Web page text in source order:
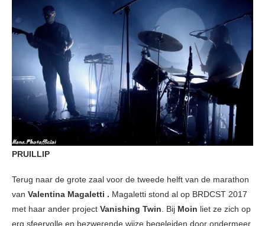
PRUILLIP
Terug naar de grote zaal voor de tweede helft van de marathon
van Valentina Magaletti . Magaletti stond al op BRDCST 2017
met haar ander project Vanishing Twin. Bij Moin liet ze zich op
erg sfeervolle en bezwerende wijze begeleiden door ondermeer